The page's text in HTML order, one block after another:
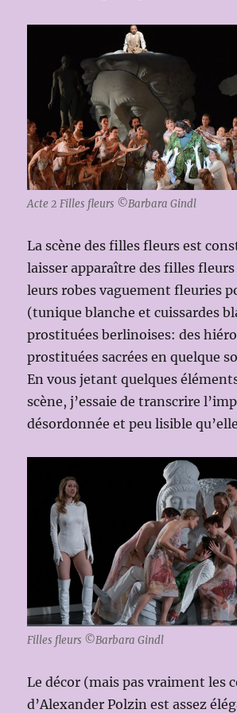
Acte 2 Filles fleurs ©Barbara Gindl
La scène des filles fleurs est
laisser apparaître des filles
leurs robes vaguement fleuries
(tunique blanche et cuissardes
prostituées berlinoises: des
prostituées sacrées en quelque
En vous jetant quelques
scène, j’essaie de transcrire
désordonnée et peu lisible
Filles fleurs ©Barbara Gindl
Le décor (mais pas vraiment les
d’Alexander Polzin est assez